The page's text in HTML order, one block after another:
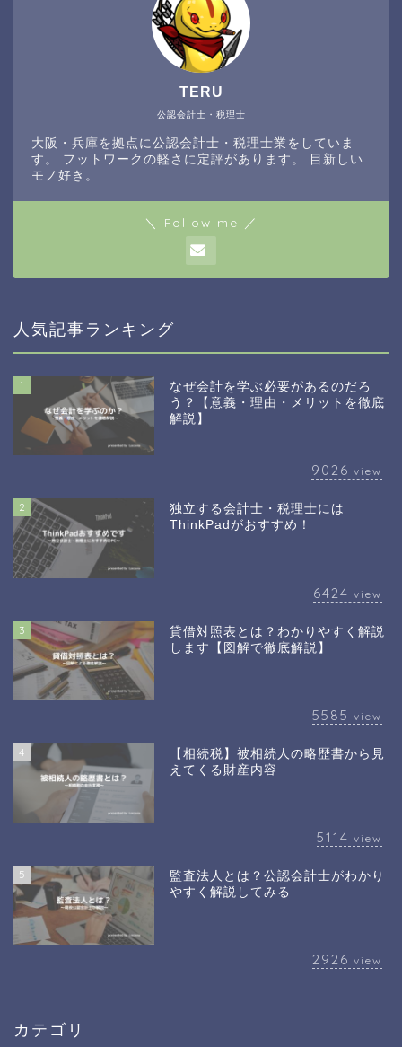
公認会計士・税理士
TERU
大阪・兵庫を拠点に公認会計士・税理士業をしていま
す。 フットワークの軽さに定評があります。 目新しい
モノ好き。
＼ Follow me ／
人気記事ランキング
1
なぜ会計を学ぶ必要があるのだろ
う？【意義・理由・メリットを徹底
解説】
9026 view
2
独立する会計士・税理士には
ThinkPadがおすすめ！
6424 view
3
貸借対照表とは？わかりやすく解説
します【図解で徹底解説】
5585 view
4
【相続税】被相続人の略歴書から見
えてくる財産内容
5114 view
5
監査法人とは？公認会計士がわかり
やすく解説してみる
2926 view
カテゴリ